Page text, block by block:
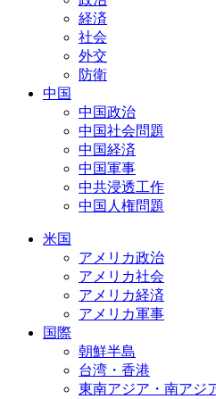
経済
社会
外交
防衛
中国
中国政治
中国社会問題
中国経済
中国軍事
中共浸透工作
中国人権問題
米国
アメリカ政治
アメリカ社会
アメリカ経済
アメリカ軍事
国際
朝鮮半島
台湾・香港
東南アジア・南アジ